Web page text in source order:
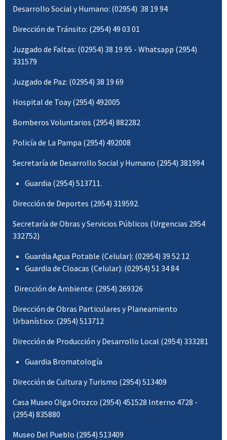
Desarrollo Social y Humano: (02954) 38 19 94
Dirección de Tránsito: (2954) 49 03 01
Juzgado de Faltas: (02954) 38 19 95 - Whatsapp (2954)
331579
Juzgado de Paz: (02954) 38 19 69
Hospital de Toay (2954) 492005
Bomberos Voluntarios (2954) 882282
Policía de La Pampa (2954) 492008
Secretaría de Desarrollo Social y Humano (2954) 381994
Guardia (2954) 513711.
Dirección de Deportes (2954) 319592.
Secretaría de Obras y Servicios Públicos (Urgencias 2954
332752)
Guardia Agua Potable (Celular): (02954) 39 52 12
Guardia de Cloacas (Celular): (02954) 51 34 84
Dirección de Ambiente: (2954) 269326
Dirección de Obras Particulares y Planeamiento
Urbanístico: (2954) 513712
Dirección de Producción y Desarrollo Local (2954) 333281
Guardia Bromatología
Dirección de Cultura y Turismo (2954) 513409
Casa Museo Olga Orozco (2954) 451528 Interno 4728 -
(2954) 835880
Museo Del Pueblo (2954) 513409